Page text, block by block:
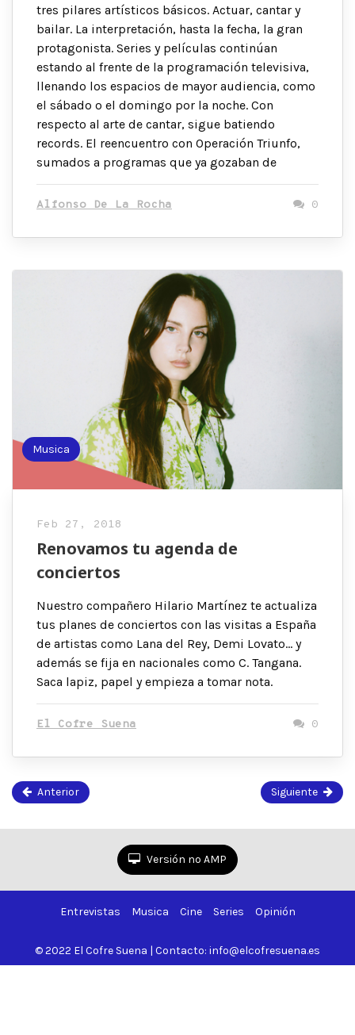
tres pilares artísticos básicos. Actuar, cantar y
bailar. La interpretación, hasta la fecha, la gran
protagonista. Series y películas continúan
estando al frente de la programación televisiva,
llenando los espacios de mayor audiencia, como
el sábado o el domingo por la noche. Con
respecto al arte de cantar, sigue batiendo
records. El reencuentro con Operación Triunfo,
sumados a programas que ya gozaban de
Alfonso De La Rocha 0
Musica
Feb 27, 2018
Renovamos tu agenda de
conciertos
Nuestro compañero Hilario Martínez te actualiza
tus planes de conciertos con las visitas a España
de artistas como Lana del Rey, Demi Lovato… y
además se fija en nacionales como C. Tangana.
Saca lapiz, papel y empieza a tomar nota.
El Cofre Suena 0
Anterior
62
de
67
Siguiente
Versión no AMP
Entrevistas Musica Cine Series Opinión
© 2022 El Cofre Suena | Contacto: info@elcofresuena.es